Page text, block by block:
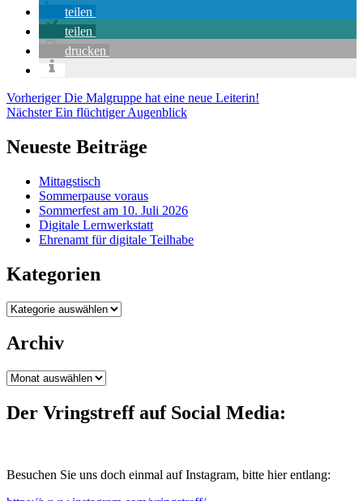
teilen
teilen
drucken
Beitragsnavigation
VorherigerDie Malgruppe hat eine neue Leiterin!
NächsterEin flüchtiger AugenblickNächster
Neueste Beiträge
Mittagstisch
Sommerpause voraus
Sommerfest am 10. Juli 2026
Digitale Lernwerkstatt
Ehrenamt für digitale Teilhabe
Kategorien
Kategorien
Archiv
Archiv
Der Vringstreff auf Social Media:
Besuchen Sie uns doch einmal auf Instagram, bitte hier entlang: